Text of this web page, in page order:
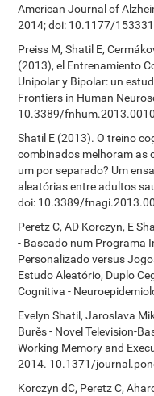
American Journal of
2014; doi: 10.1177/
Preiss M, Shatil E,
(2013), el Entrenamiento
Unipolar y Bipolar: un
Frontiers in Human
10.3389/
Shatil E (2013). O treino
combinados melhoram as
um por separado? Um
aleatórias entre adultos
doi: 10.3389/
Peretz C, AD Korczyn, E
- Baseado num Programa
Personalizado versus
Estudo Aleatório, Duplo
Cognitiva -
Evelyn Shatil, Jaroslava
Burěs - Novel Television-
Working Memory and
2014. 10.1371/
Korczyn dC, Peretz C,